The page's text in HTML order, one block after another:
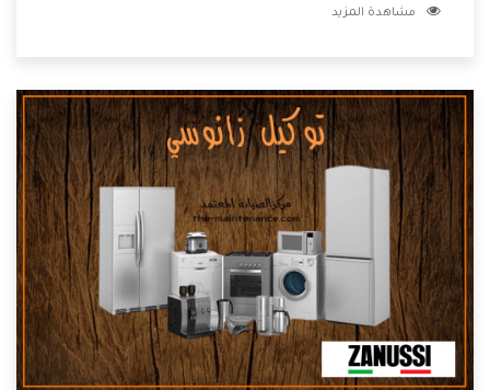
من خلال العروض والخصومات التى تتقدم لكم .
مشاهدة المزيد